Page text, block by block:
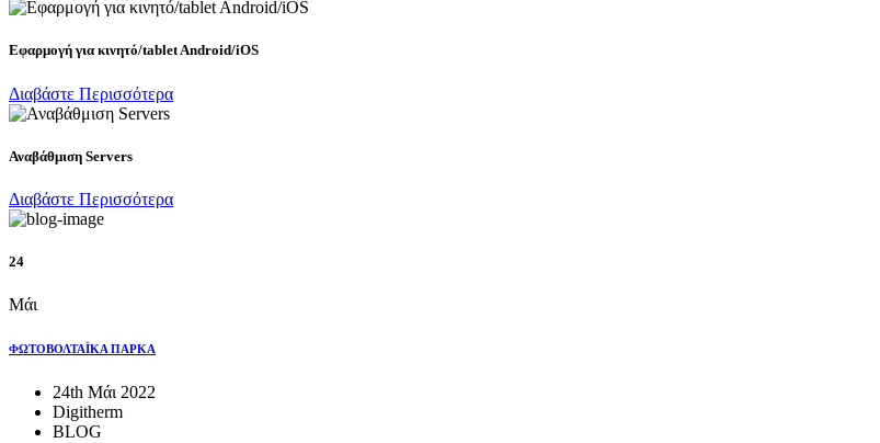
Eφαρμογή για κινητό/tablet Android/iOS
Διαβάστε Περισσότερα
Αναβάθμιση Servers
Διαβάστε Περισσότερα
24
Μάι
ΦΩΤΟΒΟΛΤΑΪΚΑ ΠΑΡΚΑ
24th Μάι 2022
Digitherm
BLOG